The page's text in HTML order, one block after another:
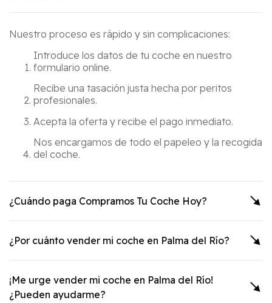
Nuestro proceso es rápido y sin complicaciones:
Introduce los datos de tu coche en nuestro
formulario online.
Recibe una tasación justa hecha por peritos
profesionales.
Acepta la oferta y recibe el pago inmediato.
Nos encargamos de todo el papeleo y la recogida
del coche.
¿Cuándo paga Compramos Tu Coche Hoy?
¿Por cuánto vender mi coche en Palma del Río?
¡Me urge vender mi coche en Palma del Río!
¿Pueden ayudarme?